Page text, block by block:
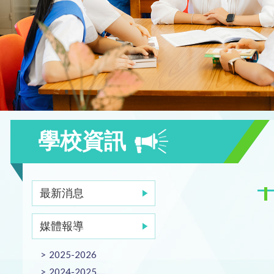
學校資訊
最新消息
媒體報導
2025-2026
2024-2025